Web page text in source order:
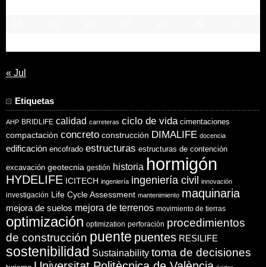
« Jul
Etiquetas
AHP BRIDLIFE calidad carreteras ciclo de vida cimentaciones
compactación concreto construcción DIMALIFE docencia
edificación encofrado estructuras estructuras de contención
excavación geotecnia gestión historia hormigón
HYDELIFE ICITECH ingeniería ingeniería civil innovación
investigación Life Cycle Assessment mantenimiento maquinaria
mejora de suelos mejora de terrenos movimiento de tierras
optimización optimization perforación procedimientos
de construcción puente puentes RESILIFE
sostenibilidad Sustainability toma de decisiones